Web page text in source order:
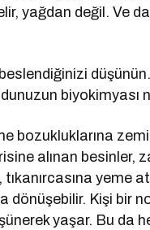
yağdan değil. Ve
biyokimyası
bozukluklarına
alınan besinler,
yeme
dönüşebilir. Kişi bir
yaşar. Bu da